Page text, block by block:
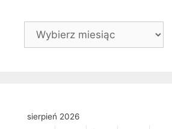
Archiwa
sierpień 2026